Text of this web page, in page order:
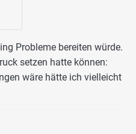
Probleme bereiten würde.
setzen hatte können:
wäre hätte ich vielleicht